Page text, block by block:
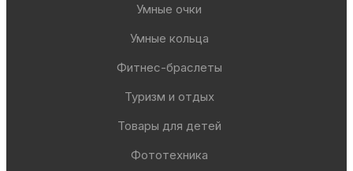
Умные очки
Умные кольца
Фитнес-браслеты
Туризм и отдых
Товары для детей
Фототехника